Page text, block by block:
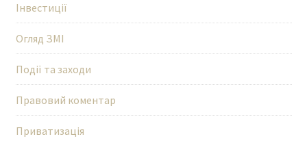
Інвестиції
Огляд ЗМІ
Події та заходи
Правовий коментар
Приватизація